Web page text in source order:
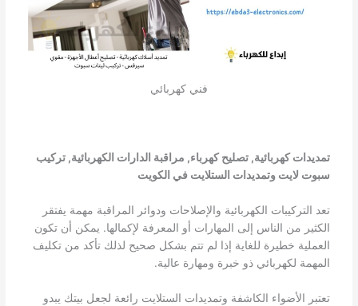
فني كهربائي
تمديدات كهربائية, تصليح كهرباء, مراقبة الدارات الكهربائية, تركيب
سبوت لايت وتمديدات الستلايت في الكويت
تعد التركيبات الكهربائية والإصلاحات ودوائر المراقبة مهمة يفتقر
الكثير من الناس إلى المهارات أو المعرفة لإكمالها. يمكن أن تكون
العملية خطيرة للغاية إذا لم تتم بشكل صحيح لذلك تأكد من تكليف
المهمة لكهربائي ذو خبرة ومهارة عالية.
تعتبر الأضواء الكاشفة وتمديدات الستلايت رائعة لجعل بيتك يبدو